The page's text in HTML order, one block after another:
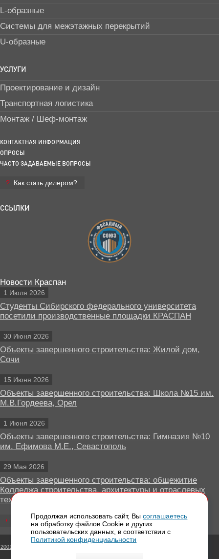
L-образные
Системы для межэтажных перекрытий
U-образные
УСЛУГИ
Проектирование и дизайн
Транспортная логистика
Монтаж / Шеф-монтаж
КОНТАКТНАЯ ИНФОРМАЦИЯ
ОПРОСЫ
ЧАСТО ЗАДАВАЕМЫЕ ВОПРОСЫ
Как стать дилером?
ССЫЛКИ
Новости Краспан
1 Июля 2026
Студенты Сибирского федерального университета
посетили производственные площадки КРАСПАН
30 Июня 2026
Объекты завершенного строительства: Жилой дом,
Сочи
15 Июня 2026
Объекты завершенного строительства: Школа №15 им.
М.В.Гордеева, Орел
1 Июня 2026
Объекты завершенного строительства: Гимназия №10
им. Ефимова М.Е., Севастополь
29 Мая 2026
Объекты завершенного строительства: общежитие
Колледжа строительства, архитектуры и отраслевых
технологий, Липецк
Все новости
- 2026 Вентилируемые фасады КРАСПАН
Продолжая использовать сайт, Высоглашаетесь
на обработку файлов Сookie и других
пользовательских данных, в соответствии с
Политикой конфиденциальности